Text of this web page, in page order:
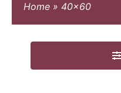
Home » 40x60